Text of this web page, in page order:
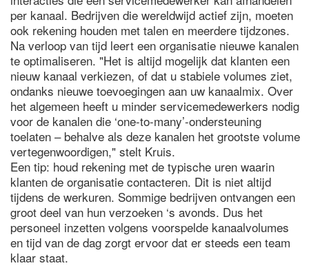
per kanaal. Bedrijven die wereldwijd actief zijn, moeten
ook rekening houden met talen en meerdere tijdzones.
Na verloop van tijd leert een organisatie nieuwe kanalen
te optimaliseren. "Het is altijd mogelijk dat klanten een
nieuw kanaal verkiezen, of dat u stabiele volumes ziet,
ondanks nieuwe toevoegingen aan uw kanaalmix. Over
het algemeen heeft u minder servicemedewerkers nodig
voor de kanalen die ‘one-to-many’-ondersteuning
toelaten – behalve als deze kanalen het grootste volume
vertegenwoordigen," stelt Kruis.
Een tip: houd rekening met de typische uren waarin
klanten de organisatie contacteren. Dit is niet altijd
tijdens de werkuren. Sommige bedrijven ontvangen een
groot deel van hun verzoeken ‘s avonds. Dus het
personeel inzetten volgens voorspelde kanaalvolumes
en tijd van de dag zorgt ervoor dat er steeds een team
klaar staat.